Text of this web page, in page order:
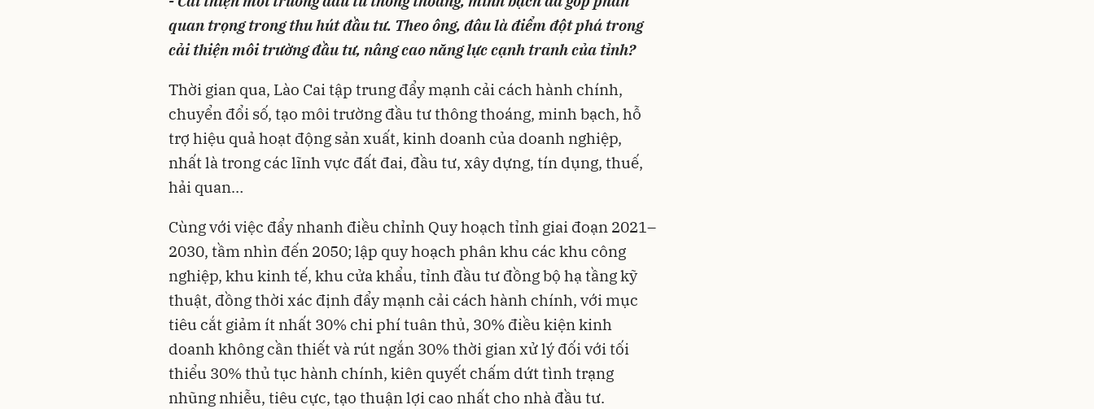
quan trọng trong thu hút đầu tư. Theo ông, đâu là điểm đột phá trong
cải thiện môi trường đầu tư, nâng cao năng lực cạnh tranh của tỉnh?
Thời gian qua, Lào Cai tập trung đẩy mạnh cải cách hành chính,
chuyển đổi số, tạo môi trường đầu tư thông thoáng, minh bạch, hỗ
trợ hiệu quả hoạt động sản xuất, kinh doanh của doanh nghiệp,
nhất là trong các lĩnh vực đất đai, đầu tư, xây dựng, tín dụng, thuế,
hải quan…
Cùng với việc đẩy nhanh điều chỉnh Quy hoạch tỉnh giai đoạn 2021–
2030, tầm nhìn đến 2050; lập quy hoạch phân khu các khu công
nghiệp, khu kinh tế, khu cửa khẩu, tỉnh đầu tư đồng bộ hạ tầng kỹ
thuật, đồng thời xác định đẩy mạnh cải cách hành chính, với mục
tiêu cắt giảm ít nhất 30% chi phí tuân thủ, 30% điều kiện kinh
doanh không cần thiết và rút ngắn 30% thời gian xử lý đối với tối
thiểu 30% thủ tục hành chính, kiên quyết chấm dứt tình trạng
nhũng nhiễu, tiêu cực, tạo thuận lợi cao nhất cho nhà đầu tư.